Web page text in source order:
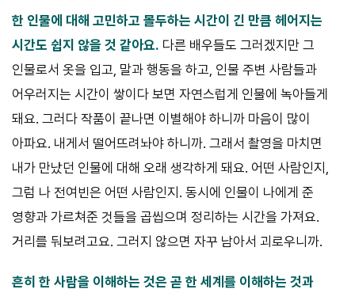
한 인물에 대해 고민하고 몰두하는 시간이 긴 만큼 헤어지는
시간도 쉽지 않을 것 같아요. 다른 배우들도 그러겠지만 그
인물로서 옷을 입고, 말과 행동을 하고, 인물 주변 사람들과
어우러지는 시간이 쌓이다 보면 자연스럽게 인물에 녹아들게
돼요. 그러다 작품이 끝나면 이별해야 하니까 마음이 많이
아파요. 내게서 떨어뜨려놔야 하니까. 그래서 촬영을 마치면
내가 만났던 인물에 대해 오래 생각하게 돼요. 어떤 사람인지,
그럼 나 전여빈은 어떤 사람인지. 동시에 인물이 나에게 준
영향과 가르쳐준 것들을 곱씹으며 정리하는 시간을 가져요.
거리를 둬보려고요. 그러지 않으면 자꾸 남아서 괴로우니까.
흔히 한 사람을 이해하는 것은 곧 한 세계를 이해하는 것과